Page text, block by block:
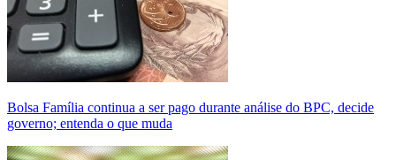
Bolsa Família continua a ser pago durante análise do BPC, decide
governo; entenda o que muda